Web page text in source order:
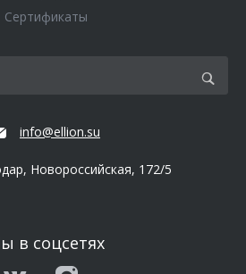
Сертификаты
info@ellion.su
Новороссийская, 172/5
в соцсетях